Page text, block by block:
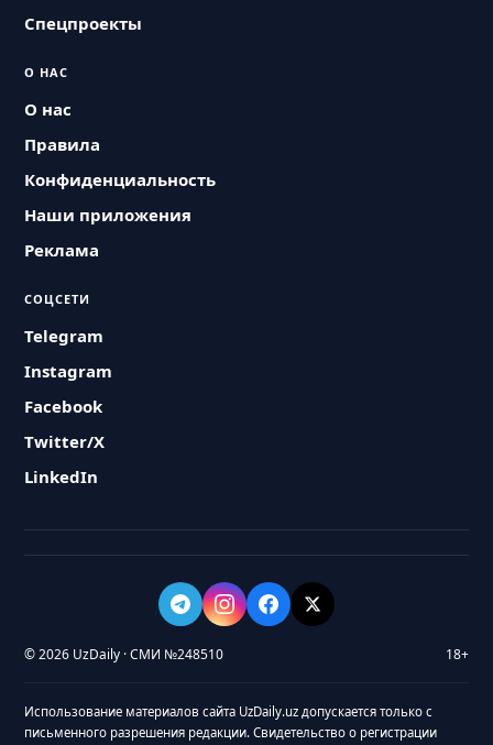
Спецпроекты
О НАС
О нас
Правила
Конфиденциальность
Наши приложения
Реклама
СОЦСЕТИ
Telegram
Instagram
Facebook
Twitter/X
LinkedIn
© 2026 UzDaily · СМИ №248510 18+
Использование материалов сайта UzDaily.uz допускается только с
письменного разрешения редакции. Свидетельство о регистрации